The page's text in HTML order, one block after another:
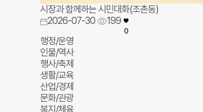
시장과 함께하는 시민대화(조촌동)
2026-07-30
199
0
행정/운영
인물/역사
행사/축제
생활/교육
산업/경제
문화/관광
복지/체육